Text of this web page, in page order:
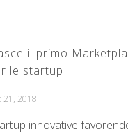
il primo
le startup
21, 2018
innovative